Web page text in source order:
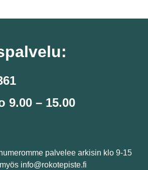
9.00 – 15.00
palvelee arkisin klo 9-15
info@rokotepiste.fi